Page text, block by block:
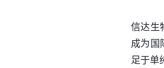
信达生
成为国
足于单